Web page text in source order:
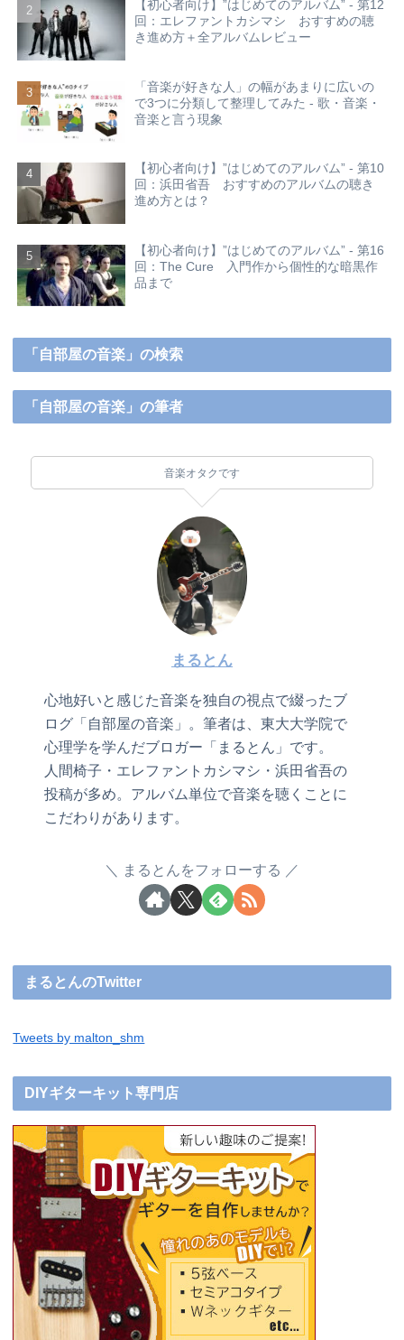
【初心者向け】”はじめてのアルバム” - 第12
回：エレファントカシマシ おすすめの聴
き進め方＋全アルバムレビュー
「音楽が好きな人」の幅があまりに広いの
で3つに分類して整理してみた - 歌・音楽・
音楽と言う現象
【初心者向け】”はじめてのアルバム” - 第10
回：浜田省吾 おすすめのアルバムの聴き
進め方とは？
【初心者向け】”はじめてのアルバム” - 第16
回：The Cure 入門作から個性的な暗黒作
品まで
「自部屋の音楽」の検索
「自部屋の音楽」の筆者
音楽オタクです
まるとん
心地好いと感じた音楽を独自の視点で綴ったブ
ログ「自部屋の音楽」。筆者は、東大大学院で
心理学を学んだブロガー「まるとん」です。
人間椅子・エレファントカシマシ・浜田省吾の
投稿が多め。アルバム単位で音楽を聴くことに
こだわりがあります。
まるとんをフォローする
まるとんのTwitter
Tweets by malton_shm
DIYギターキット専門店